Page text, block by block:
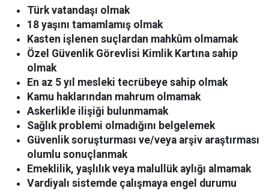
Türk vatandaşı olmak
18 yaşını tamamlamış olmak
Kasten işlenen suçlardan mahkûm olmamak
Özel Güvenlik Görevlisi Kimlik Kartına sahip
olmak
En az 5 yıl mesleki tecrübeye sahip olmak
Kamu haklarından mahrum olmamak
Askerlikle ilişiği bulunmamak
Sağlık problemi olmadığını belgelemek
Güvenlik soruşturması ve/veya arşiv araştırması
olumlu sonuçlanmak
Emeklilik, yaşlılık veya malullük aylığı almamak
Vardiyalı sistemde çalışmaya engel durumu